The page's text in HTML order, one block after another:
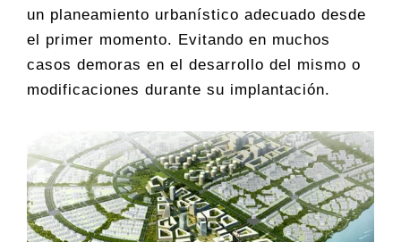
un planeamiento urbanístico adecuado desde
el primer momento. Evitando en muchos
casos demoras en el desarrollo del mismo o
modificaciones durante su implantación.